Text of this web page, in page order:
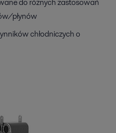
do różnych zastosowań
płynów
chłodniczych o